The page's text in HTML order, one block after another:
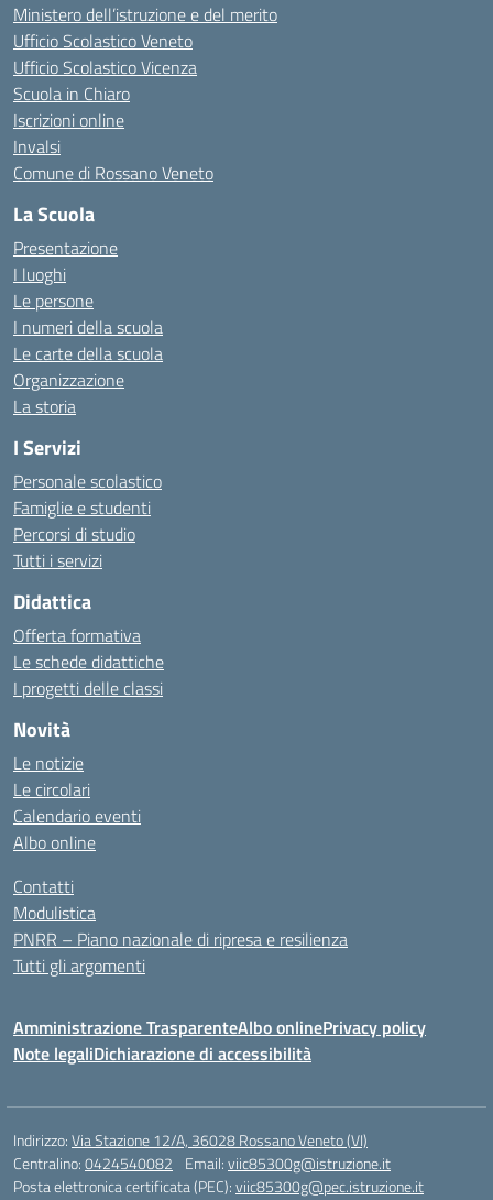
Ministero dell’istruzione e del merito
Ufficio Scolastico Veneto
Ufficio Scolastico Vicenza
Scuola in Chiaro
Iscrizioni online
Invalsi
Comune di Rossano Veneto
La Scuola
Presentazione
I luoghi
Le persone
I numeri della scuola
Le carte della scuola
Organizzazione
La storia
I Servizi
Personale scolastico
Famiglie e studenti
Percorsi di studio
Tutti i servizi
Didattica
Offerta formativa
Le schede didattiche
I progetti delle classi
Novità
Le notizie
Le circolari
Calendario eventi
Albo online
Contatti
Modulistica
PNRR – Piano nazionale di ripresa e resilienza
Tutti gli argomenti
Amministrazione TrasparenteAlbo onlinePrivacy policy
Note legaliDichiarazione di accessibilità
Indirizzo:Via Stazione 12/A, 36028 Rossano Veneto (VI)
Centralino:0424540082 Email:viic85300g@istruzione.it
Posta elettronica certificata (PEC):viic85300g@pec.istruzione.it